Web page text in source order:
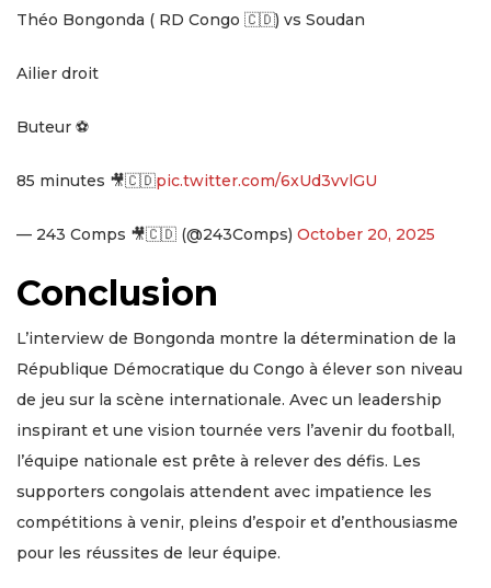
Théo Bongonda ( RD Congo 🇨🇩) vs Soudan
Ailier droit
Buteur ⚽️
85 minutes 🎥🇨🇩pic.twitter.com/6xUd3vvlGU
— 243 Comps 🎥🇨🇩 (@243Comps) October 20, 2025
Conclusion
L’interview de Bongonda montre la détermination de la
République Démocratique du Congo à élever son niveau
de jeu sur la scène internationale. Avec un leadership
inspirant et une vision tournée vers l’avenir du football,
l’équipe nationale est prête à relever des défis. Les
supporters congolais attendent avec impatience les
compétitions à venir, pleins d’espoir et d’enthousiasme
pour les réussites de leur équipe.